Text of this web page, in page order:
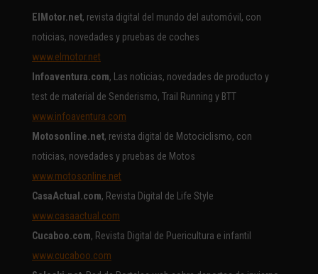
ElMotor.net, revista digital del mundo del automóvil, con
noticias, novedades y pruebas de coches
www.elmotor.net
Infoaventura.com, Las noticias, novedades de producto y
test de material de Senderismo, Trail Running y BTT
www.infoaventura.com
Motosonline.net, revista digital de Motociclismo, con
noticias, novedades y pruebas de Motos
www.motosonline.net
CasaActual.com, Revista Digital de Life Style
www.casaactual.com
Cucaboo.com, Revista Digital de Puericultura e infantil
www.cucaboo.com